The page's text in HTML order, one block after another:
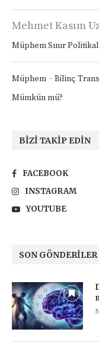
Mehmet Kasım
Müphem Sınır
Müphem - Bilinç
Mümkün mü?
BIZI TAKIP EDIN
FACEBOOK
INSTAGRAM
YOUTUBE
SON GÖNDERILER